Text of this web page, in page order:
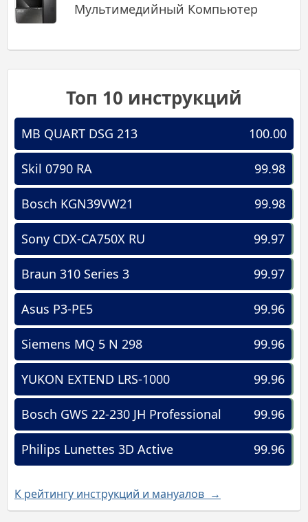
Мультимедийный Компьютер
Топ 10 инструкций
100.00
MB QUART DSG 213
99.98
Skil 0790 RA
99.98
Bosch KGN39VW21
99.97
Sony CDX-CA750X RU
99.97
Braun 310 Series 3
99.96
Asus P3-PE5
99.96
Siemens MQ 5 N 298
99.96
YUKON EXTEND LRS-1000
99.96
Bosch GWS 22-230 JH Professional
99.96
Philips Lunettes 3D Active
К рейтингу инструкций и мануалов →